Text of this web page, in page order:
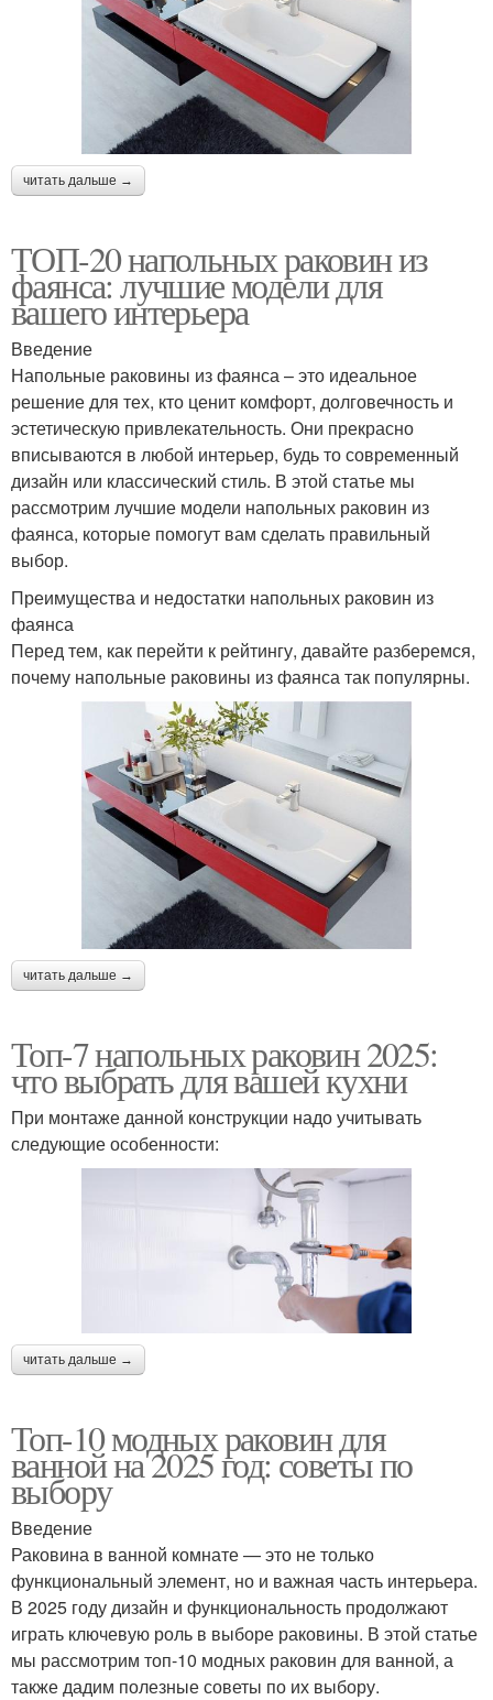
читать дальше →
ТОП-20 напольных раковин из
фаянса: лучшие модели для
вашего интерьера
Введение
Напольные раковины из фаянса – это идеальное
решение для тех, кто ценит комфорт, долговечность и
эстетическую привлекательность. Они прекрасно
вписываются в любой интерьер, будь то современный
дизайн или классический стиль. В этой статье мы
рассмотрим лучшие модели напольных раковин из
фаянса, которые помогут вам сделать правильный
выбор.
Преимущества и недостатки напольных раковин из
фаянса
Перед тем, как перейти к рейтингу, давайте разберемся,
почему напольные раковины из фаянса так популярны.
читать дальше →
Топ-7 напольных раковин 2025:
что выбрать для вашей кухни
При монтаже данной конструкции надо учитывать
следующие особенности:
читать дальше →
Топ-10 модных раковин для
ванной на 2025 год: советы по
выбору
Введение
Раковина в ванной комнате — это не только
функциональный элемент, но и важная часть интерьера.
В 2025 году дизайн и функциональность продолжают
играть ключевую роль в выборе раковины. В этой статье
мы рассмотрим топ-10 модных раковин для ванной, а
также дадим полезные советы по их выбору.